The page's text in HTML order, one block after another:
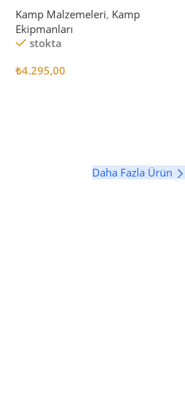
Kamp Malzemeleri, Kamp
Ekipmanları
stokta
₺4.295,00
Daha Fazla Ürün